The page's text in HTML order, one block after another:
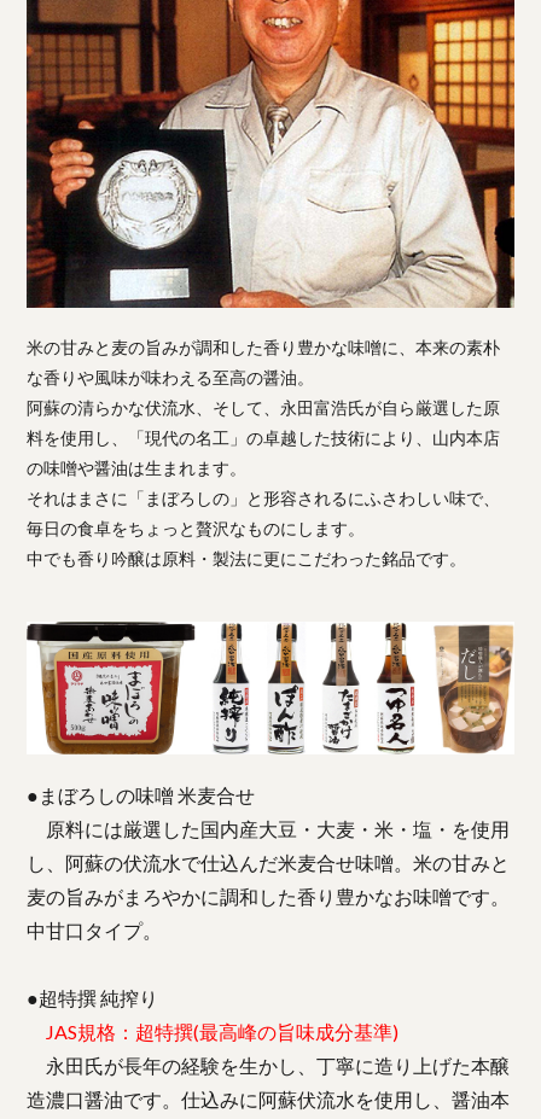
米の甘みと麦の旨みが調和した香り豊かな味噌に、本来の素朴
な香りや風味が味わえる至高の醤油。
阿蘇の清らかな伏流水、そして、永田富浩氏が自ら厳選した原
料を使用し、「現代の名工」の卓越した技術により、山内本店
の味噌や醤油は生まれます。
それはまさに「まぼろしの」と形容されるにふさわしい味で、
毎日の食卓をちょっと贅沢なものにします。
中でも香り吟醸は原料・製法に更にこだわった銘品です。
●まぼろしの味噌 米麦合せ
原料には厳選した国内産大豆・大麦・米・塩・を使用
し、阿蘇の伏流水で仕込んだ米麦合せ味噌。米の甘みと
麦の旨みがまろやかに調和した香り豊かなお味噌です。
中甘口タイプ。
●超特撰 純搾り
JAS規格：超特撰(最高峰の旨味成分基準)
永田氏が長年の経験を生かし、丁寧に造り上げた本醸
造濃口醤油です。仕込みに阿蘇伏流水を使用し、醤油本